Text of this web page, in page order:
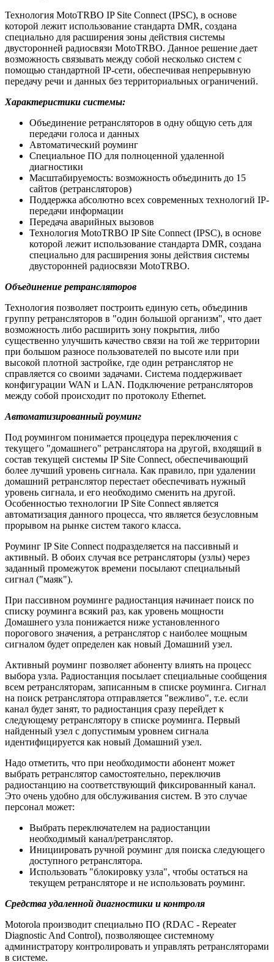
Технология MotoTRBO IP Site Connect (IPSC), в основе
которой лежит использование стандарта DMR, создана
специально для расширения зоны действия системы
двусторонней радиосвязи MotoTRBO. Данное решение дает
возможность связывать между собой несколько систем с
помощью стандартной IP-сети, обеспечивая непрерывную
передачу речи и данных без территориальных ограничений.
Характеристики системы:
Объединение ретрансляторов в одну общую сеть для
передачи голоса и данных
Автоматический роуминг
Специальное ПО для полноценной удаленной
диагностики
Масштабируемость: возможность объединить до 15
сайтов (ретрансляторов)
Поддержка абсолютно всех современных технологий IP-
передачи информации
Передача аварийных вызовов
Технология MotoTRBO IP Site Connect (IPSC), в основе
которой лежит использование стандарта DMR, создана
специально для расширения зоны действия системы
двусторонней радиосвязи MotoTRBO.
Объединение ретрансляторов
Технология позволяет построить единую сеть, объединив
группу ретрансляторов в "один большой организм", что дает
возможность либо расширить зону покрытия, либо
существенно улучшить качество связи на той же территории
при большом разносе пользователей по высоте или при
высокой плотной застройке, где один ретранслятор не
справляется со своими задачами. Система поддерживает
конфигурации WAN и LAN. Подключение ретрансляторов
между собой происходит по протоколу Ethernet.
Автоматизированный роуминг
Под роумингом понимается процедура переключения с
текущего "домашнего" ретранслятора на другой, входящий в
состав текущей системы IP Site Connect, обеспечивающий
более лучший уровень сигнала. Как правило, при удалении
домашний ретранслятор перестает обеспечивать нужный
уровень сигнала, и его необходимо сменить на другой.
Особенностью технологии IP Site Connect является
автоматизация данного процесса, что является безусловным
прорывом на рынке систем такого класса.
Роуминг IP Site Connect подразделяется на пассивный и
активный. В обоих случая все ретрансляторы (узлы) через
заданный промежуток времени посылают специальный
сигнал ("маяк").
При пассивном роуминге радиостанция начинает поиск по
списку роуминга всякий раз, как уровень мощности
Домашнего узла понижается ниже установленного
порогового значения, а ретранслятор с наиболее мощным
сигналом будет определен как новый Домашний узел.
Активный роуминг позволяет абоненту влиять на процесс
выбора узла. Радиостанция посылает специальные сообщения
всем ретрансляторам, записанным в списке роуминга. Сигнал
на поиск ретранслятора отправляется "вежливо", т.е. если
канал будет занят, то радиостанция сразу перейдет к
следующему ретранслятору в списке роуминга. Первый
найденный узел с допустимым уровнем сигнала
идентифицируется как новый Домашний узел.
Надо отметить, что при необходимости абонент может
выбрать ретранслятор самостоятельно, переключив
радиостанцию на соответствующий фиксированный канал.
Это очень удобно для обслуживания систем. В это случае
персонал может:
Выбрать переключателем на радиостанции
необходимый канал/ретранслятор.
Инициировать ручной роуминг для поиска следующего
доступного ретранслятора.
Использовать "блокировку узла", чтобы остаться на
текущем ретрансляторе и не использовать роуминг.
Средства удаленной диагностики и контроля
Motorola производит специально ПО (RDAC - Repeater
Diagnostic And Control), позволяющее системному
администратору контролировать и управлять ретрансляторами
в системе.